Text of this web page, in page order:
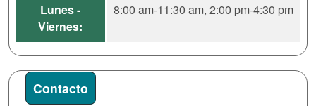
Lunes -
Viernes:
8:00 am-11:30 am, 2:00 pm-4:30 pm
Contacto